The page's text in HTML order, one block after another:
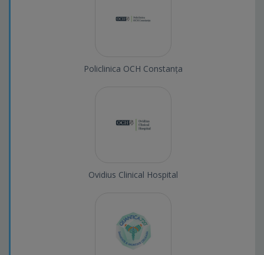
Policlinica OCH Constanța
Ovidius Clinical Hospital